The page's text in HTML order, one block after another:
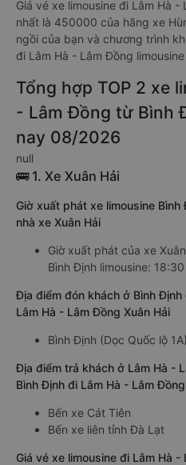
Giá vé xe limousine đi Lâm Hà
nhất là 450000 của hãng xe
ngồi của bạn và chương trình
đi Lâm Hà - Lâm Đồng
Tổng hợp TOP 2 xe
- Lâm Đồng từ Bình
nay 08/2026
null
🚌 1. Xe Xuân Hải
Giờ xuất phát xe limousine
nhà xe Xuân Hải
Giờ xuất phát của xe
Bình Định limousine: 18:30
Địa điểm đón khách ở Bình
Lâm Hà - Lâm Đồng Xuân Hải
Bình Định (Dọc Quốc lộ 1A)
Địa điểm trả khách ở Lâm Hà -
Bình Định đi Lâm Hà - Lâm
Bến xe Cát Tiên
Bến xe liên tỉnh Đà Lạt
Giá vé xe limousine đi Lâm Hà